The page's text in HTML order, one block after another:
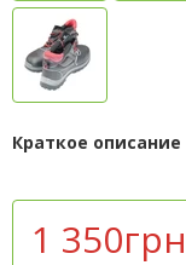
Краткое описание
1 350грн